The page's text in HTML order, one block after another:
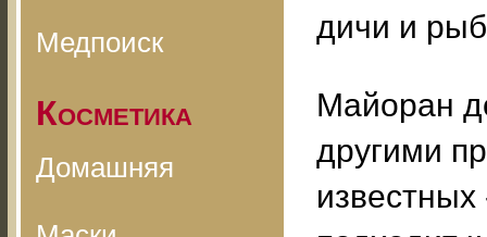
Медпоиск
Косметика
Домашняя
дичи и
Майоран
другими
известных